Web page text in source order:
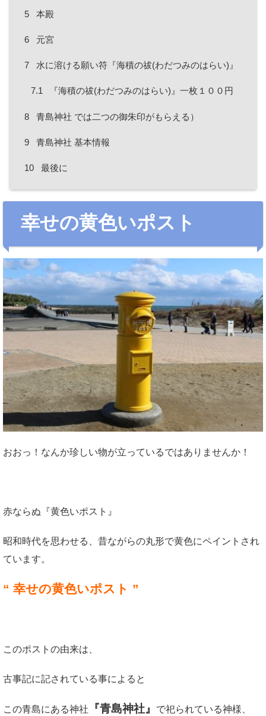
5 本殿
6 元宮
7 水に溶ける願い符『海積の祓(わだつみのはらい)』
7.1 『海積の祓(わだつみのはらい)』一枚１００円
8 青島神社 では二つの御朱印がもらえる）
9 青島神社 基本情報
10 最後に
幸せの黄色いポスト
おおっ！なんか珍しい物が立っているではありませんか！
赤ならぬ『黄色いポスト』
昭和時代を思わせる、昔ながらの丸形で黄色にペイントされ
ています。
“ 幸せの黄色いポスト ”
このポストの由来は、
古事記に記されている事によると
この青島にある神社 『青島神社』 で祀られている神様、